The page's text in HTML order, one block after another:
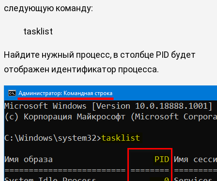
следующую команду:
tasklist
Найдите нужный процесс, в столбце PID будет
отображен идентификатор процесса.